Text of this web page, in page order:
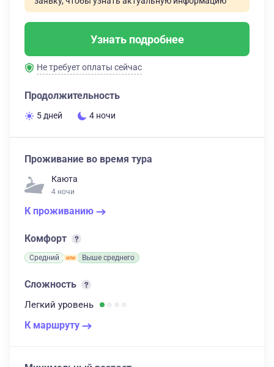
Узнать подробнее
Не требует оплаты сейчас
Продолжительность
5 дней 4 ночи
Проживание во время тура
Каюта
4 ночи
К проживанию
Комфорт
Средний Выше среднего
Сложность
Легкий уровень
К маршруту